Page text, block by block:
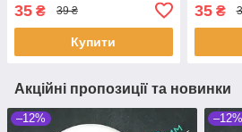
35 ₴ 39 ₴
Купити
мм
35₴
Акційні пропозиції та новинки
–12% –12%